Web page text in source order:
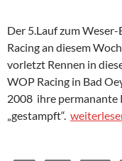
Der 5.Lauf zum
Racing an diesem
vorletzt Rennen in
WOP Racing in Bad
2008 ihre permanante
„gestampft“. 5.Lauf